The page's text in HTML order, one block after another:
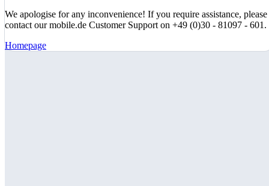
We apologise for any inconvenience! If you require assistance, please
contact our mobile.de Customer Support on +49 (0)30 - 81097 - 601.
Homepage